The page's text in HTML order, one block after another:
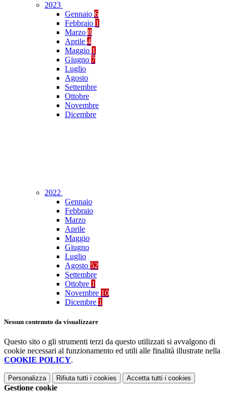
2023
Gennaio 6
Febbraio 1
Marzo 8
Aprile 4
Maggio 1
Giugno 7
Luglio
Agosto
Settembre
Ottobre
Novembre
Dicembre
2022
Gennaio
Febbraio
Marzo
Aprile
Maggio
Giugno
Luglio
Agosto 52
Settembre
Ottobre 1
Novembre 10
Dicembre 1
Nessun contenuto da visualizzare
Questo sito o gli strumenti terzi da questo utilizzati si avvalgono di
cookie necessari al funzionamento ed utili alle finalità illustrate nella
COOKIE POLICY.
Personalizza Rifiuta tutti i cookies Accetta tutti i cookies
Gestione cookie